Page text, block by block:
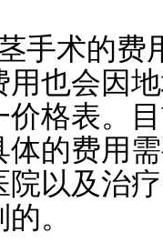
术的费
用也会因
价格表。
体的费用
院以及治
。